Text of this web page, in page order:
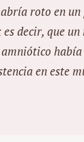
roto en
decir, que un
había
en este